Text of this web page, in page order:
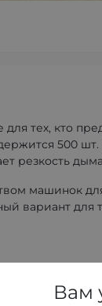
Вам
тех, кто
500
резкость
машинок
вариант для